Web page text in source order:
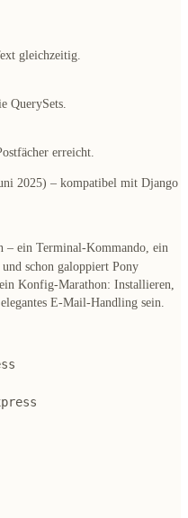
gleichzeitig.
QuerySets.
erreicht.
2025) – kompatibel mit Django
– ein Terminal-Kommando, ein
, und schon galoppiert Pony
Konfig-Marathon: Installieren,
E-Mail-Handling sein.